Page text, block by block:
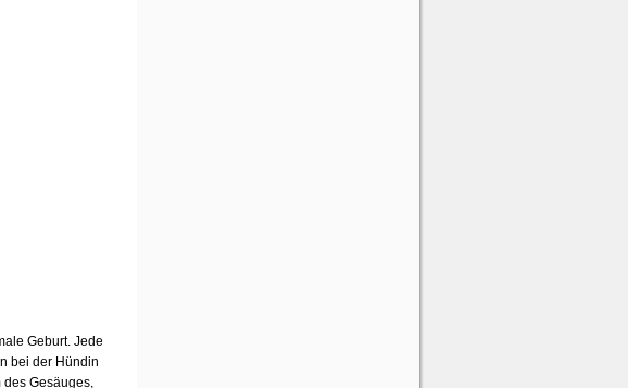
Geburt. Jede
bei der Hündin
Gesäuges,